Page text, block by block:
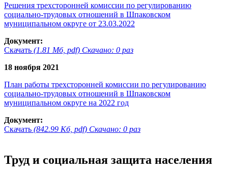
Решения трехсторонней комиссии по регулированию
социально-трудовых отношений в Шпаковском
муниципальном округе от 23.03.2022
Документ:
Скачать (1.81 Мб, pdf) Скачано: 0 раз
18 ноября 2021
План работы трехсторонней комиссии по регулированию
социально-трудовых отношений в Шпаковском
муниципальном округе на 2022 год
Документ:
Скачать (842.99 Кб, pdf) Скачано: 0 раз
Труд и социальная защита населения